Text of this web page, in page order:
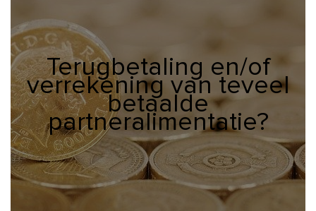
Terugbetaling en/of
verrekening van teveel
betaalde
partneralimentatie?